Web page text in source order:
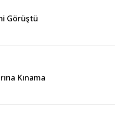
Görüştü
Kınama